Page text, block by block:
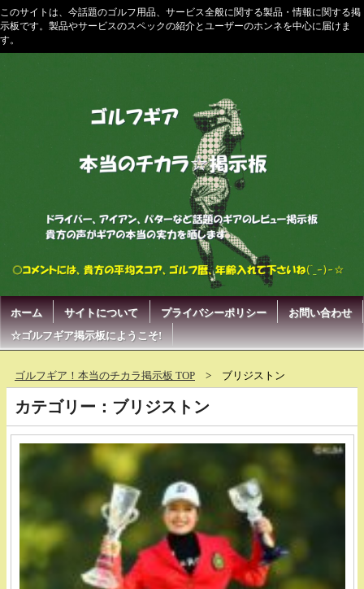
このサイトは、今話題のゴルフ用品、サービス全般に関する製品・情報に関する掲
示板です。製品やサービスのスペックの紹介とユーザーのホンネを中心に届けま
す。
ホーム サイトについて プライバシーポリシー
お問い合わせ
☆ゴルフギア掲示板にようこそ!
ゴルフギア！本当のチカラ掲示板 TOP ブリジストン
カテゴリー：ブリジストン